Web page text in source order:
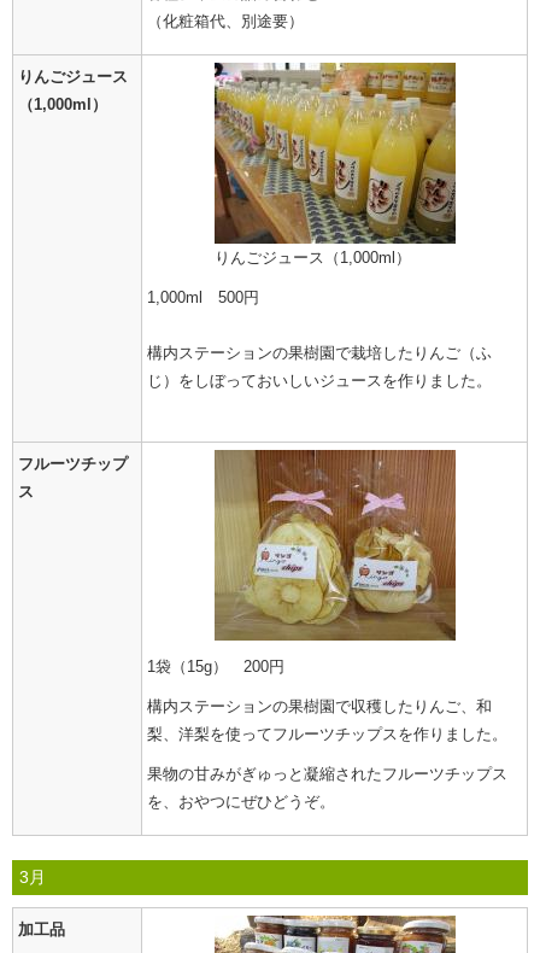
（化粧箱代、別途要）
りんごジュース
（1,000ml）
りんごジュース（1,000ml）
1,000ml 500円
構内ステーションの果樹園で栽培したりんご（ふ
じ）をしぼっておいしいジュースを作りました。
フルーツチップ
ス
1袋（15g） 200円
構内ステーションの果樹園で収穫したりんご、和
梨、洋梨を使ってフルーツチップスを作りました。
果物の甘みがぎゅっと凝縮されたフルーツチップス
を、おやつにぜひどうぞ。
3月
加工品